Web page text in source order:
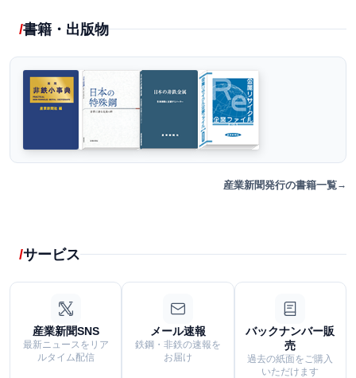
書籍・出版物
産業新聞発行の書籍一覧
サービス
産業新聞SNS
最新ニュースをリア
ルタイム配信
メール速報
鉄鋼・非鉄の速報を
お届け
バックナンバー販
売
過去の紙面をご購入
いただけます